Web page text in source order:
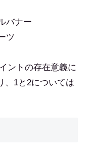
バナー
ツ
ントの存在意義に
、1と2については